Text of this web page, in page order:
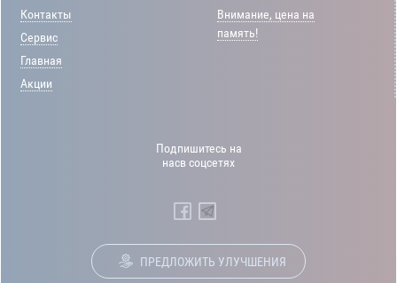
Контакты
Сервис
Главная
Акции
Внимание, цена на
память!
Подпишитесь на
насв соцсетях
ПРЕДЛОЖИТЬ УЛУЧШЕНИЯ